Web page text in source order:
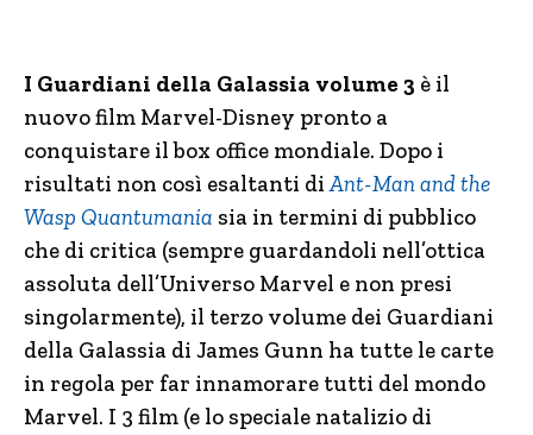
I Guardiani della Galassia volume 3 è il
nuovo film Marvel-Disney pronto a
conquistare il box office mondiale. Dopo i
risultati non così esaltanti diAnt-Man and the
Wasp Quantumania sia in termini di pubblico
che di critica (sempre guardandoli nell’ottica
assoluta dell’Universo Marvel e non presi
singolarmente), il terzo volume dei Guardiani
della Galassia di James Gunn ha tutte le carte
in regola per far innamorare tutti del mondo
Marvel. I 3 film (e lo speciale natalizio di